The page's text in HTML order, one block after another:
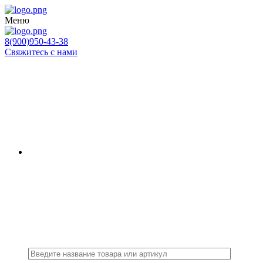
Меню
8(900)950-43-38
Свяжитесь с нами